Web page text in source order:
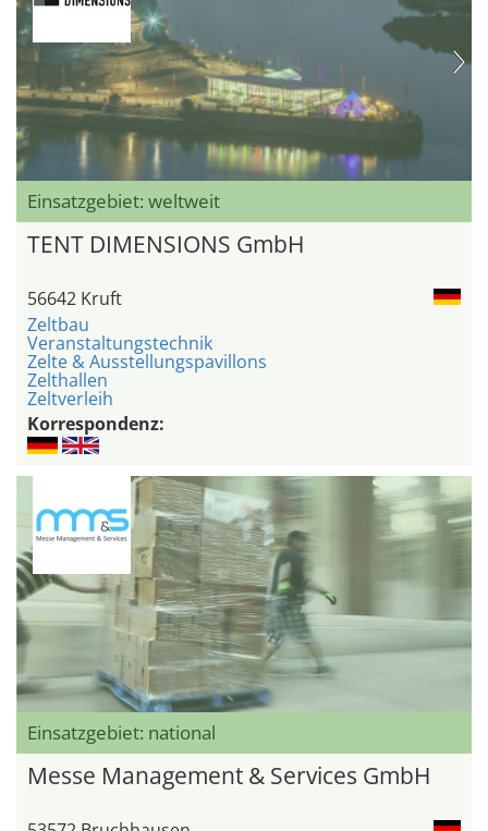
Einsatzgebiet: weltweit
TENT DIMENSIONS GmbH
56642 Kruft
Zeltbau
Veranstaltungstechnik
Zelte & Ausstellungspavillons
Zelthallen
Zeltverleih
Korrespondenz:
Einsatzgebiet: national
Messe Management & Services GmbH